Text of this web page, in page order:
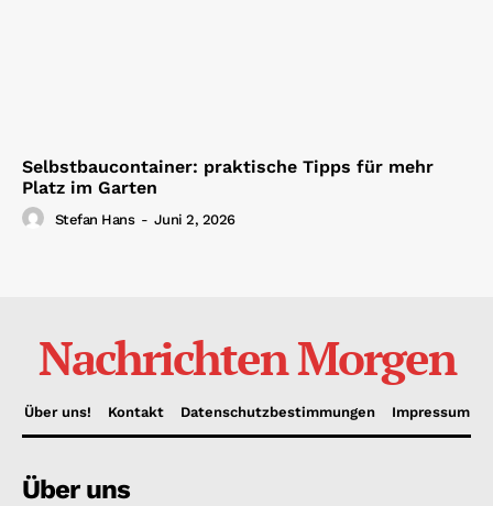
Selbstbaucontainer: praktische Tipps für mehr
Platz im Garten
Stefan Hans - Juni 2, 2026
Nachrichten Morgen
Über uns! Kontakt Datenschutzbestimmungen Impressum
Über uns